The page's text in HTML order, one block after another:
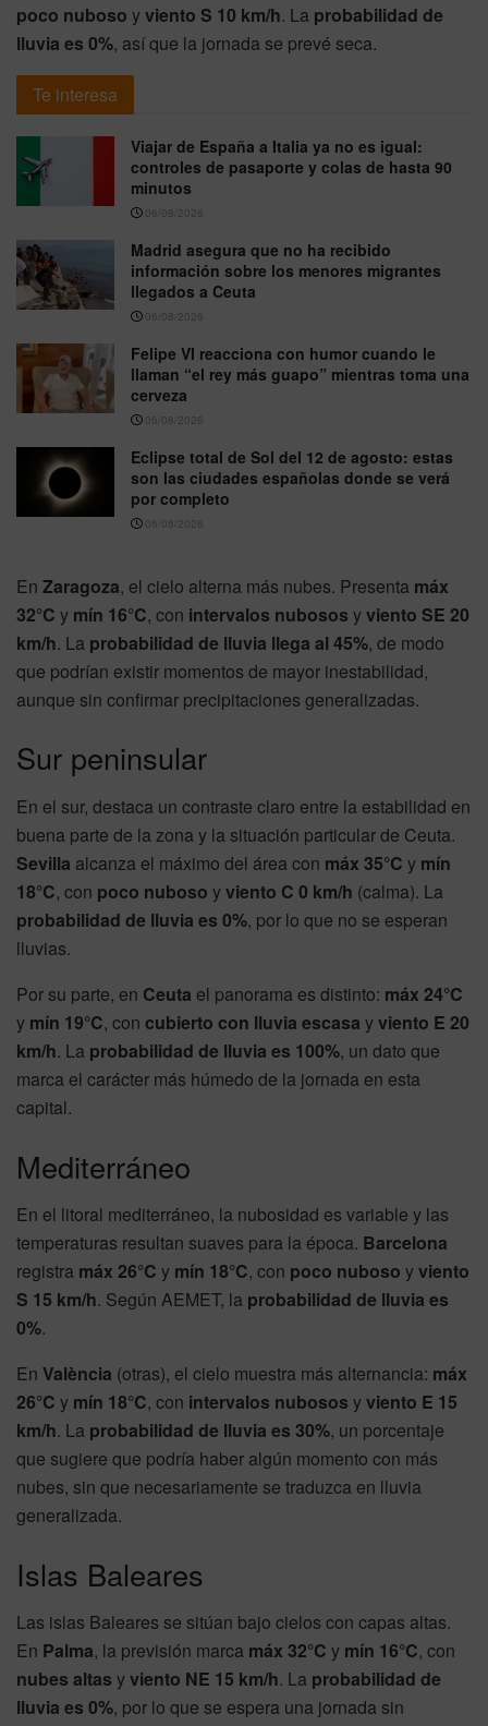
poco nuboso yviento S 10 km/h. La probabilidad de
lluvia es 0%, así que la jornada se prevé seca.
Te interesa
Viajar de España a Italia ya no es igual:
controles de pasaporte y colas de hasta 90
minutos
06/08/2026
Madrid asegura que no ha recibido
información sobre los menores migrantes
llegados a Ceuta
06/08/2026
Felipe VI reacciona con humor cuando le
llaman “el rey más guapo” mientras toma una
cerveza
06/08/2026
Eclipse total de Sol del 12 de agosto: estas
son las ciudades españolas donde se verá
por completo
06/08/2026
En Zaragoza, el cielo alterna más nubes. Presenta máx
32°C y mín 16°C, con intervalos nubosos yviento SE 20
km/h. La probabilidad de lluvia llega al 45%, de modo
que podrían existir momentos de mayor inestabilidad,
aunque sin confirmar precipitaciones generalizadas.
Sur peninsular
En el sur, destaca un contraste claro entre la estabilidad en
buena parte de la zona y la situación particular de Ceuta.
Sevilla alcanza el máximo del área con máx 35°C y mín
18°C, con poco nuboso yviento C 0 km/h (calma). La
probabilidad de lluvia es 0%, por lo que no se esperan
lluvias.
Por su parte, en Ceuta el panorama es distinto: máx 24°C
y mín 19°C, con cubierto con lluvia escasa yviento E 20
km/h. La probabilidad de lluvia es 100%, un dato que
marca el carácter más húmedo de la jornada en esta
capital.
Mediterráneo
En el litoral mediterráneo, la nubosidad es variable y las
temperaturas resultan suaves para la época. Barcelona
registra máx 26°C y mín 18°C, con poco nuboso yviento
S 15 km/h. Según AEMET, la probabilidad de lluvia es
0%.
En València (otras), el cielo muestra más alternancia: máx
26°C y mín 18°C, con intervalos nubosos yviento E 15
km/h. La probabilidad de lluvia es 30%, un porcentaje
que sugiere que podría haber algún momento con más
nubes, sin que necesariamente se traduzca en lluvia
generalizada.
Islas Baleares
Las islas Baleares se sitúan bajo cielos con capas altas.
En Palma, la previsión marca máx 32°C y mín 16°C, con
nubes altas yviento NE 15 km/h. La probabilidad de
lluvia es 0%, por lo que se espera una jornada sin